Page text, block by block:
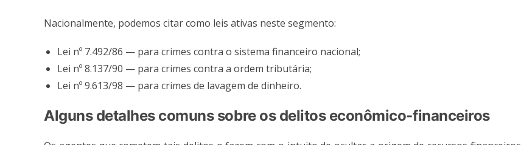
Nacionalmente, podemos citar como leis ativas neste segmento:
Lei nº 7.492/86 — para crimes contra o sistema financeiro nacional;
Lei nº 8.137/90 — para crimes contra a ordem tributária;
Lei nº 9.613/98 — para crimes de lavagem de dinheiro.
Alguns detalhes comuns sobre os delitos econômico-financeiros